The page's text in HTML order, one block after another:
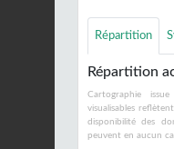
Répartition
Répartition
Cartographie
visualisables
disponibilité des
peuvent en aucun